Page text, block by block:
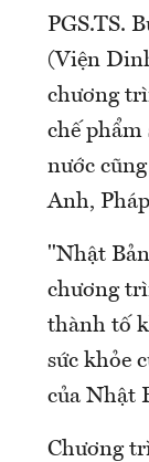
PGS.TS.
(Viện
chương
chế phẩm
nước
Anh,
"Nhật
chương
thành tố
sức khỏe
của Nhật
Chương